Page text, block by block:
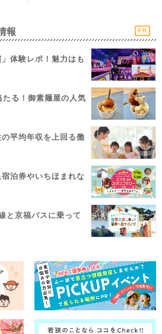
報 PR
体験レポ！魅力はも
る！御素麺屋の人気
平均年収を上回る働
泊券やいちほまれな
と京福バスに乗って